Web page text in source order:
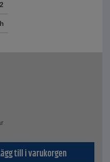
till i varukorgen